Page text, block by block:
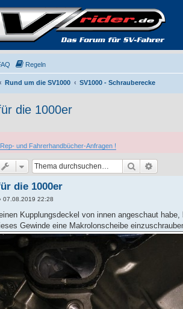
Regeln
Rund um die SV1000 SV1000 - Schrauberecke
die 1000er
und Fahrerhandbücher-Anfragen !
Suche
die 1000er
07.08.2019 22:28
Kupplungsdeckel von innen angeschaut
Gewinde eine Makrolonscheibe